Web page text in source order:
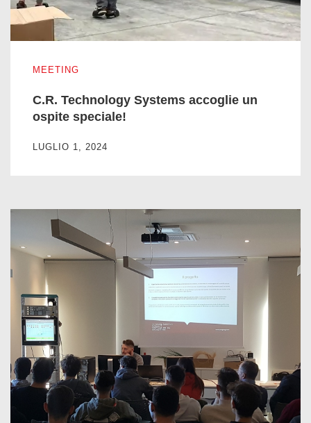
MEETING
C.R. Technology Systems accoglie un
ospite speciale!
LUGLIO 1, 2024